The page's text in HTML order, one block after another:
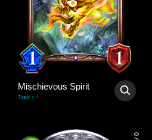
Mischievous Spirit
Trait : -
0
/